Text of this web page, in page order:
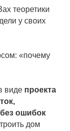
теоретики
у своих
«почему
виде проекта
ошибок
дом